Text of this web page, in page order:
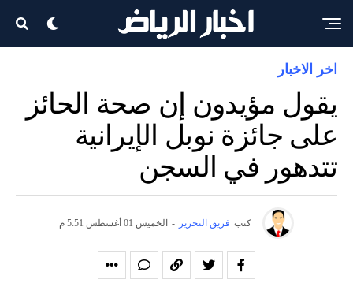
اخر الاخبار
يقول مؤيدون إن صحة الحائز
على جائزة نوبل الإيرانية
تتدهور في السجن
كتب فريق التحرير - الخميس 01 أغسطس 5:51 م